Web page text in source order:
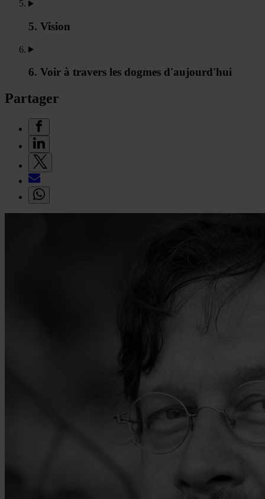
5. Vision
6. Voir à travers les dogmes d'aujourd'hui
Partager